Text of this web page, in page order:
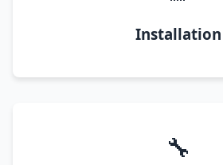
Installation
🔧